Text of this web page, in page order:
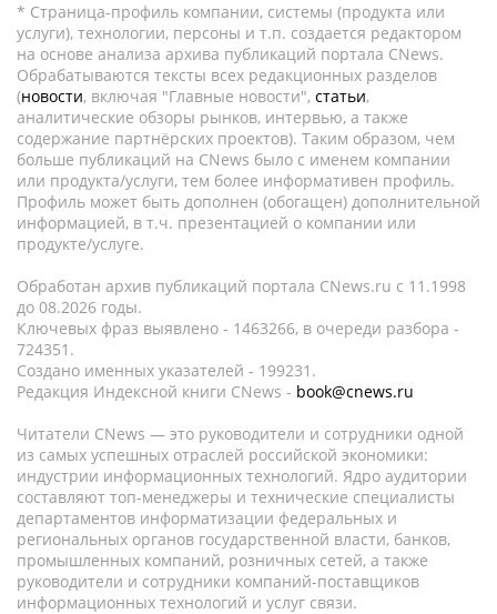
* Страница-профиль компании, системы (продукта или
услуги), технологии, персоны и т.п. создается редактором
на основе анализа архива публикаций портала CNews.
Обрабатываются тексты всех редакционных разделов
(новости, включая "Главные новости", статьи,
аналитические обзоры рынков, интервью, а также
содержание партнёрских проектов). Таким образом, чем
больше публикаций на CNews было с именем компании
или продукта/услуги, тем более информативен профиль.
Профиль может быть дополнен (обогащен) дополнительной
информацией, в т.ч. презентацией о компании или
продукте/услуге.
Обработан архив публикаций портала CNews.ru c 11.1998
до 08.2026 годы.
Ключевых фраз выявлено - 1463266, в очереди разбора -
724351.
Создано именных указателей - 199231.
Редакция Индексной книги CNews - book@cnews.ru
Читатели CNews — это руководители и сотрудники одной
из самых успешных отраслей российской экономики:
индустрии информационных технологий. Ядро аудитории
составляют топ-менеджеры и технические специалисты
департаментов информатизации федеральных и
региональных органов государственной власти, банков,
промышленных компаний, розничных сетей, а также
руководители и сотрудники компаний-поставщиков
информационных технологий и услуг связи.